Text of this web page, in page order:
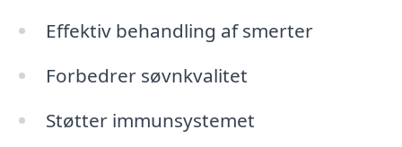
Effektiv behandling af smerter
Forbedrer søvnkvalitet
Støtter immunsystemet